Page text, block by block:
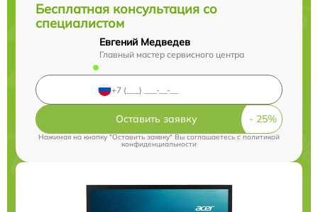
Бесплатная консультация со
специалистом
Евгений Медведев
Главный мастер сервисного центра
Оставить заявку
Нажимая на кнопку "Оставить заявку" Вы соглашаетесь cполитикой
конфиденциальности